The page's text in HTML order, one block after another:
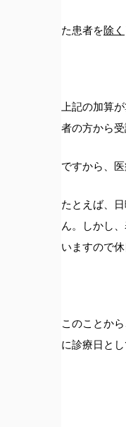
た患者を除く
上記の加算
者の方から
ですから、
たとえば、
ん。しかし
いますので
このことか
に診療日と